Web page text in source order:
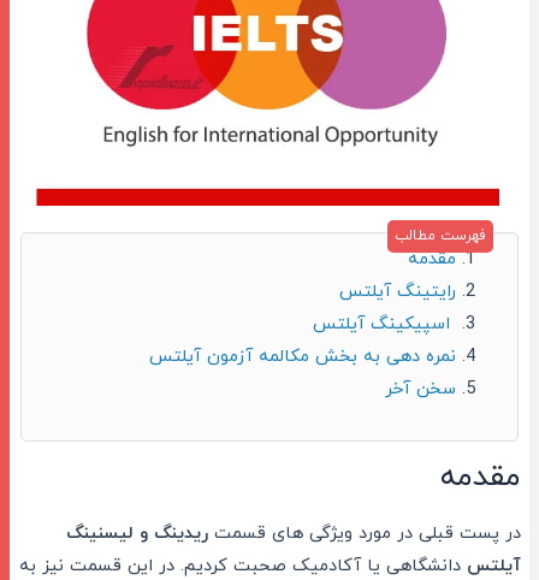
مقدمه
رایتینگ آیلتس
اسپیکینگ آیلتس
نمره دهی به بخش مکالمه آزمون آیلتس
سخن آخر
مقدمه
در پست قبلی در مورد ویژگی های قسمتریدینگ و لیسنینگ
آیلتس دانشگاهی یا آکادمیک صحبت کردیم. در این قسمت نیز به